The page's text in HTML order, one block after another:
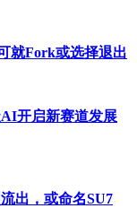
就Fork或选择退出
开启新赛道发展
出，或命名SU7